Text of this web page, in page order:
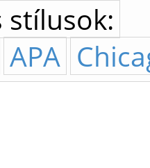
stílusok:
APA